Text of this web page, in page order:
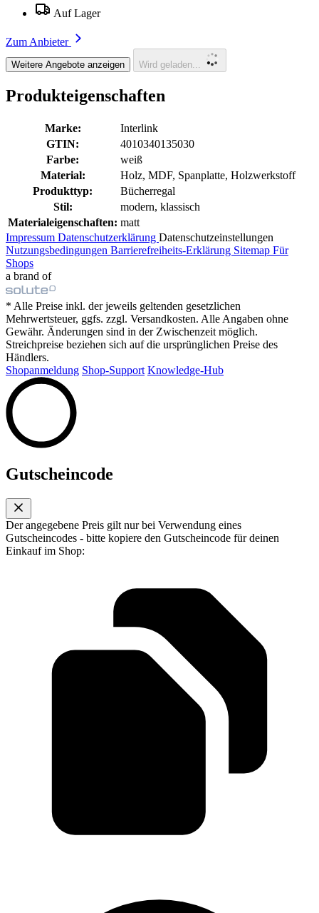
Auf Lager
Zum Anbieter
Weitere Angebote anzeigen Wird geladen...
Produkteigenschaften
Marke:
Interlink
GTIN:
4010340135030
Farbe:
weiß
Material:
Holz, MDF, Spanplatte, Holzwerkstoff
Produkttyp:
Bücherregal
Stil:
modern, klassisch
Materialeigenschaften: matt
Impressum Datenschutzerklärung Datenschutzeinstellungen
Nutzungsbedingungen Barrierefreiheits-Erklärung Sitemap Für
Shops
a brand of
* Alle Preise inkl. der jeweils geltenden gesetzlichen
Mehrwertsteuer, ggfs. zzgl. Versandkosten. Alle Angaben ohne
Gewähr. Änderungen sind in der Zwischenzeit möglich.
Streichpreise beziehen sich auf die ursprünglichen Preise des
Händlers.
Shopanmeldung Shop-Support Knowledge-Hub
Gutscheincode
Der angegebene Preis gilt nur bei Verwendung eines
Gutscheincodes - bitte kopiere den Gutscheincode für deinen
Einkauf im Shop: